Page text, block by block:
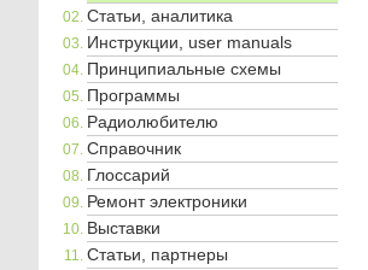
Статьи, аналитика
Инструкции, user manuals
Принципиальные схемы
Программы
Радиолюбителю
Справочник
Глоссарий
Ремонт электроники
Выставки
Статьи, партнеры